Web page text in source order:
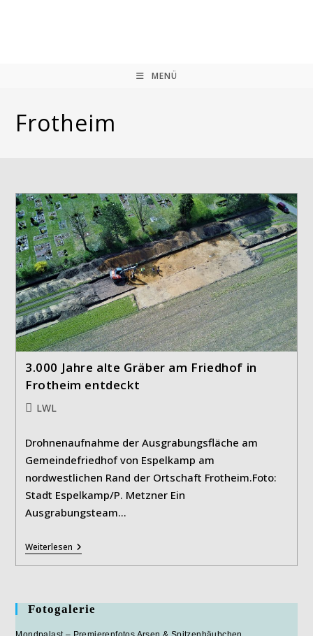
MENÜ
Frotheim
3.000 Jahre alte Gräber am Friedhof in
Frotheim entdeckt
Beitrags-
LWL
Drohnenaufnahme der Ausgrabungsfläche am
Gemeindefriedhof von Espelkamp am
nordwestlichen Rand der Ortschaft Frotheim.Foto:
Stadt Espelkamp/P. Metzner Ein
Ausgrabungsteam…
Weiterlesen3.000
Jahre
Alte
Friedhof
In
Fotogalerie